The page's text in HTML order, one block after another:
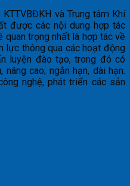
và Trung tâm Khí
được các nội dung hợp tác
quan trọng nhất là hợp tác về
lực thông qua các hoạt động
luyện đào tạo, trong đó có
nâng cao; ngắn hạn, dài hạn.
nghệ, phát triển các sản